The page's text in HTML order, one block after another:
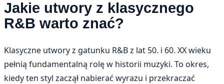
Jakie utwory z klasycznego
R&B warto znać?
Klasyczne utwory z gatunku R&B z lat 50. i 60. XX wieku
pełnią fundamentalną rolę w historii muzyki. To okres,
kiedy ten styl zaczął nabierać wyrazu i przekraczać